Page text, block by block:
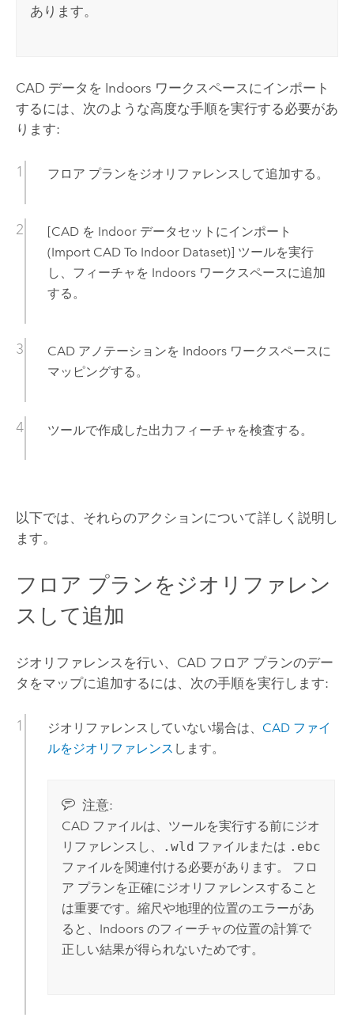
あります。
CAD データを Indoors ワークスペースにインポート
するには、次のような高度な手順を実行する必要があ
ります:
フロア プランをジオリファレンスして追加する。
[CAD を Indoor データセットにインポート
(Import CAD To Indoor Dataset)] ツールを実行
し、フィーチャを Indoorsワークスペースに追加
する。
CAD アノテーションを Indoorsワークスペースに
マッピングする。
ツールで作成した出力フィーチャを検査する。
以下では、それらのアクションについて詳しく説明し
ます。
フロア プランをジオリファレン
スして追加
ジオリファレンスを行い、CAD フロア プランのデー
タをマップに追加するには、次の手順を実行します:
ジオリファレンスしていない場合は、 CAD ファイ
ルをジオリファレンス します。
注意:
CAD ファイルは、ツールを実行する前にジオ
リファレンスし、
.wld ファイルまたは .ebc
ファイルを関連付ける必要があります。 フロ
ア プランを正確にジオリファレンスすること
は重要です。縮尺や地理的位置のエラーがあ
ると、 Indoorsのフィーチャの位置の計算で
正しい結果が得られないためです。